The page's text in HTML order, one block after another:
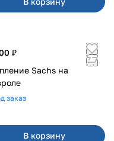
₽
Sachs на
заказ
В корзину